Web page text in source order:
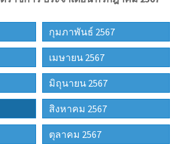
กุมภาพันธ์ 2567
เมษายน 2567
มิถุนายน 2567
สิงหาคม 2567
ตุลาคม 2567